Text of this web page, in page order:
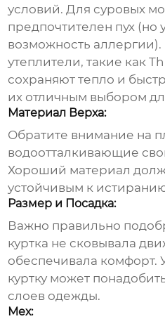
условий. Для суровых
предпочтителен пух (но
возможность
утеплители, такие как
сохраняют тепло и
их отличным выбором
Материал Верха:
Обратите внимание на
водоотталкивающие
Хороший материал
устойчивым к
Размер и Посадка:
Важно правильно
куртка не сковывала
обеспечивала комфорт.
куртку может
слоев одежды.
Мех: